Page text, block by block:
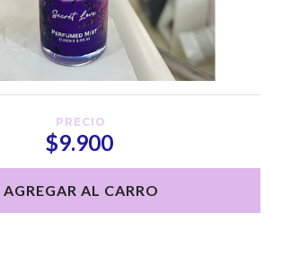
PRECIO
$9.900
AGREGAR AL CARRO